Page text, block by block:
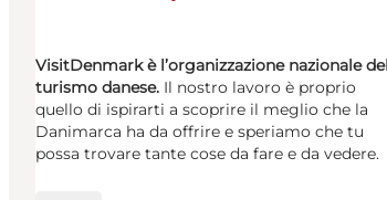
VisitDenmark è l’organizzazione nazionale del
turismo danese. Il nostro lavoro è proprio
quello di ispirarti a scoprire il meglio che la
Danimarca ha da offrire e speriamo che tu
possa trovare tante cose da fare e da vedere.